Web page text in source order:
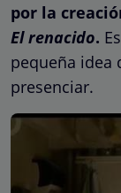
por la
El renacido.
pequeña idea
presenciar.